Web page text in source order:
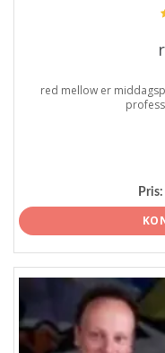
red mellow er
Pris: